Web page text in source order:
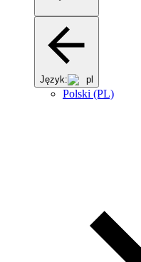
Język: pl
Polski (PL)